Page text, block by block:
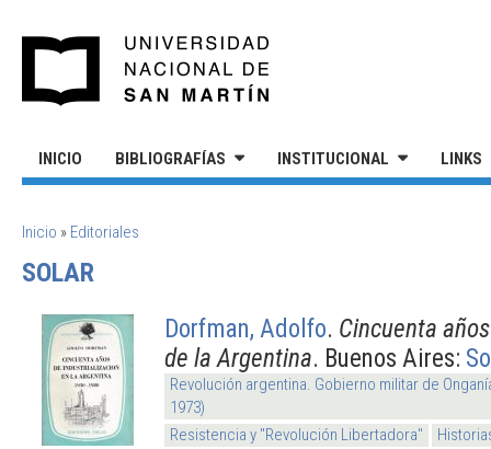
INICIO BIBLIOGRAFÍAS INSTITUCIONAL LINKS
SE ENCUENTRA USTED AQUÍ
Inicio » Editoriales
SOLAR
Dorfman, Adolfo. Cincuenta
de la Argentina. Buenos Aires:
Revolución argentina. Gobierno militar de
1973)
Resistencia y "Revolución Libertadora"